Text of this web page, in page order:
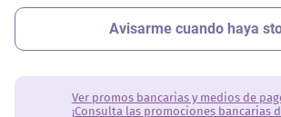
Ver promos bancarias y medios de
¡Consulta las promociones bancarias